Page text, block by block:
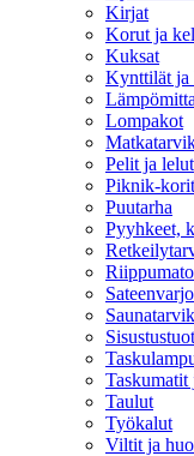
Kirjat
Korut ja
Kuksat
Kynttilät ja
Lompakot
Pelit ja lelut
Piknik-
Puutarha
Pyyhkeet,
Taskumatit
Taulut
Työkalut
Viltit ja